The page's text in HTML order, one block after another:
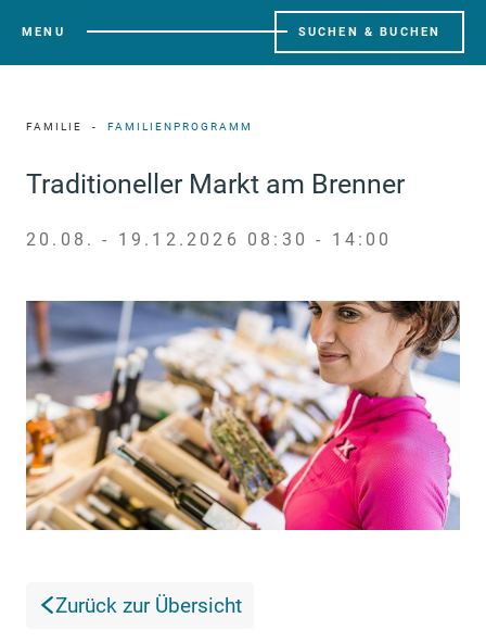
MENU SUCHEN & BUCHEN
FAMILIE FAMILIENPROGRAMM
Traditioneller Markt am Brenner
20.08. - 19.12.2026 08:30 - 14:00
Zurück zur Übersicht